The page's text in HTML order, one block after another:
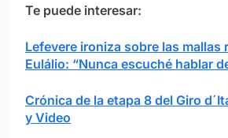
Te puede interesar:
Lefevere ironiza sobre las mallas
Eulálio: “Nunca escuché hablar
Crónica de la etapa 8 del Giro
y Video